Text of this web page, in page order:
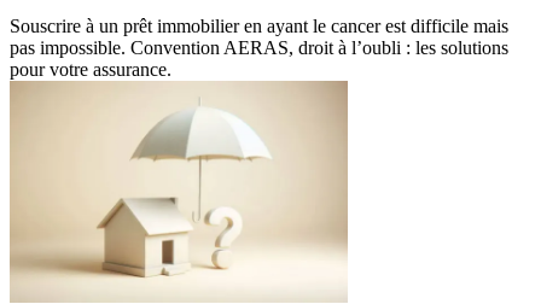
Souscrire à un prêt immobilier en ayant le cancer est difficile mais
pas impossible. Convention AERAS, droit à l’oubli : les solutions
pour votre assurance.